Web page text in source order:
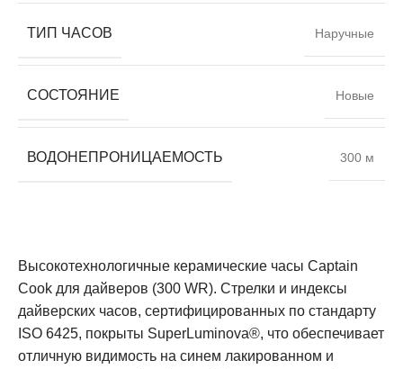
ТИП ЧАСОВ Наручные
СОСТОЯНИЕ Новые
ВОДОНЕПРОНИЦАЕМОСТЬ 300 м
Высокотехнологичные керамические часы Captain
Cook для дайверов (300 WR). Стрелки и индексы
дайверских часов, сертифицированных по стандарту
ISO 6425, покрыты SuperLuminova®, что обеспечивает
отличную видимость на синем лакированном и